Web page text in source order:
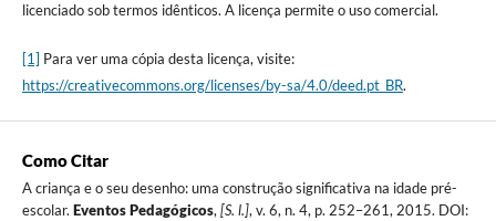
licenciado sob termos idênticos. A licença permite o uso comercial.
[1] Para ver uma cópia desta licença, visite:
https://creativecommons.org/licenses/by-sa/4.0/deed.pt_BR.
Como Citar
A criança e o seu desenho: uma construção significativa na idade pré-
escolar. Eventos Pedagógicos,[S. l.], v. 6, n. 4, p. 252–261, 2015. DOI: